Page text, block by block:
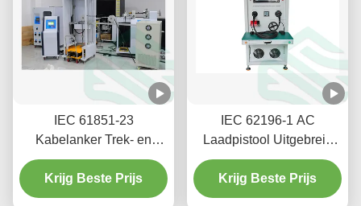
IEC 61851-23
Kabelanker Trek- en
Draaimoment
Testmachine Voor EV
Laadstations
Krijg Beste Prijs
IEC 62196-1 AC
Laadpistool Uitgebreid
Testsysteem
Krijg Beste Prijs